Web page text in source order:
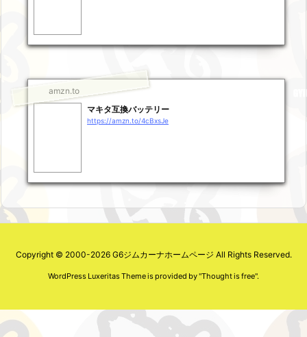
amzn.to
マキタ互換バッテリー
https://amzn.to/4cBxsJe
Copyright © 2000-2026 G6ジムカーナホームページ All Rights Reserved.
WordPress Luxeritas Theme is provided by "Thought is free".